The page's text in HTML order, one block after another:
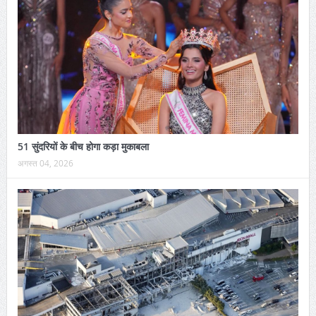
51 सुंदरियों के बीच होगा कड़ा मुकाबला
अगस्त 04, 2026